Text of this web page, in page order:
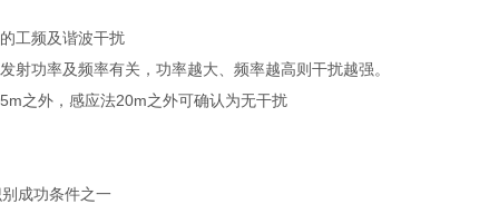
工频及谐波干扰
功率及频率有关，功率越大、频率越高则干扰越强。
之外，感应法20m之外可确认为无干扰
成功条件之一